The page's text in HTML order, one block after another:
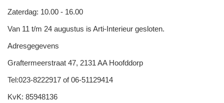
Zaterdag: 10.00 - 16.00
Van 11 t/m 24 augustus is Arti-Interieur gesloten.
Adresgegevens
Graftermeerstraat 47, 2131 AA Hoofddorp
Tel:023-8222917 of 06-51129414
KvK: 85948136